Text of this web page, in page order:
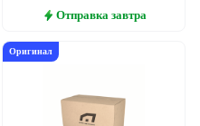
Отправка завтра
Оригинал